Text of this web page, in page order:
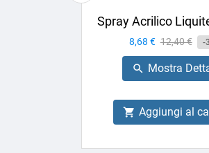
Spray Acrilico
Prezzo
8,68 € Prezzo
base
12,40 € -
 Mostra
 Aggiungi al